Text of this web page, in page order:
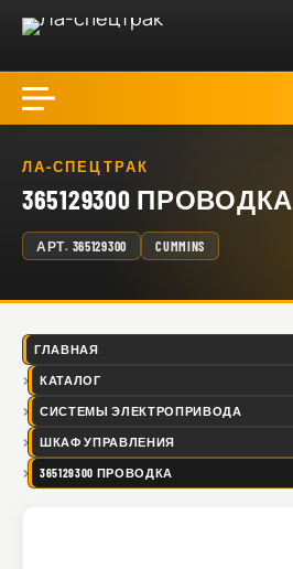
ЛА-СПЕЦТРАК
365129300 ПРОВОДКА
АРТ. 365129300 CUMMINS
ГЛАВНАЯ
КАТАЛОГ
СИСТЕМЫ ЭЛЕКТРОПРИВОДА
ШКАФ УПРАВЛЕНИЯ
365129300 ПРОВОДКА